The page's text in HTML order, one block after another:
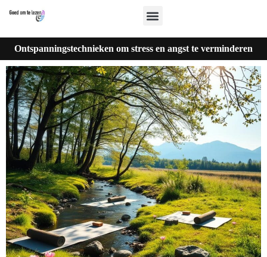
Ontspanningstechnieken om stress en angst te verminderen